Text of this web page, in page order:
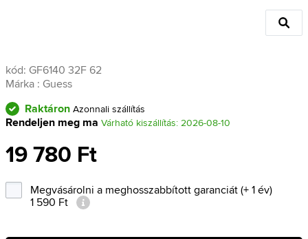
kód: GF6140 32F 62
Márka : Guess
Raktáron Azonnali szállítás
Rendeljen meg ma Várható kiszállítás: 2026-08-10
19 780 Ft
Megvásárolni a meghosszabbított garanciát (+ 1 év)
1 590 Ft